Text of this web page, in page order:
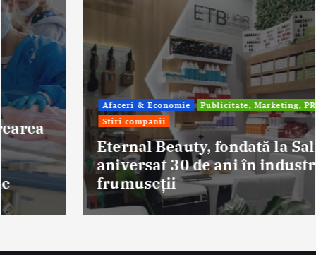
Afaceri & Economie
Publicitate, Marketing, PR
Stiri companii
Eternal Beauty, fondată la Salonta, a
aniversat 30 de ani în industria
frumuseții